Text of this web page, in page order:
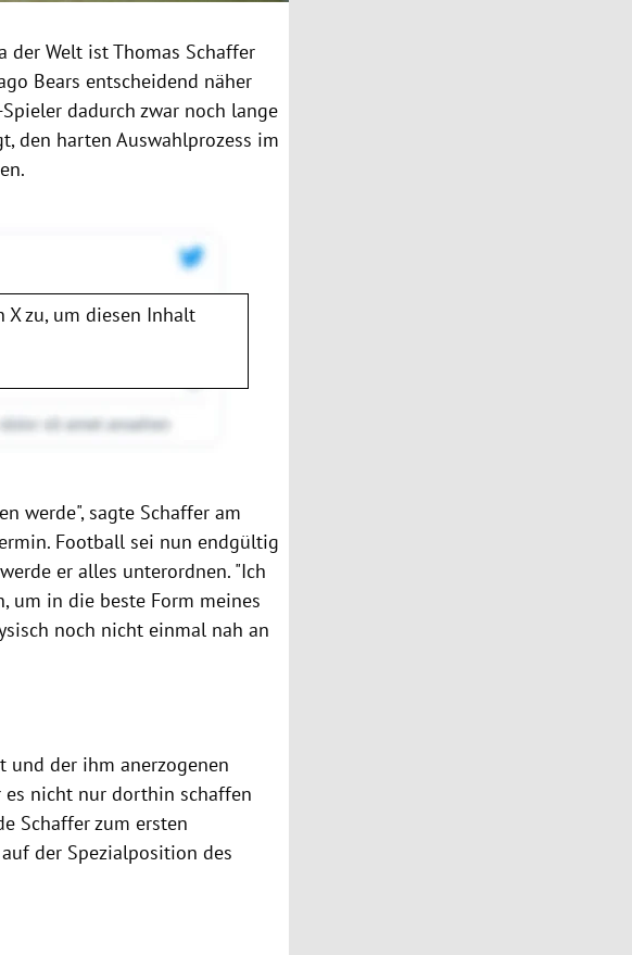
der Welt ist Thomas Schaffer
Bears entscheidend näher
dadurch zwar noch lange
den harten Auswahlprozess im
Xzu, um diesen Inhalt
werde", sagte Schaffer am
Football sei nun endgültig
er alles unterordnen. "Ich
um in die beste Form meines
noch nicht einmal nah an
und der ihm anerzogenen
es nicht nur dorthin schaffen
Schaffer zum ersten
der Spezialposition des